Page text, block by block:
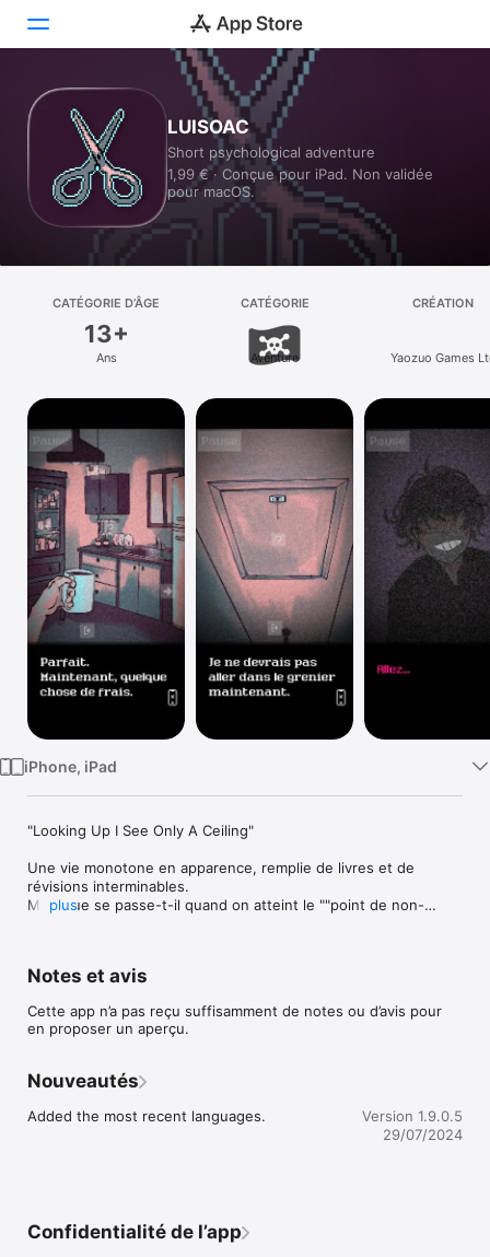
Aujourd’hui
Jeux
Apps
Recherche
Plateforme
iPad
Mac
Vision
Watch
TV
LUISOAC
Short psychological adventure
1,99 € · Conçue pour iPad. Non validée
pour macOS.
CATÉGORIE D’ÂGE
13+
Ans
CATÉGORIE
Aventure
CRÉATION
Yaozuo Games
iPhone, iPad
"Looking Up I See Only A Ceiling"
Une vie monotone en apparence, remplie de livres et de
révisions interminables.
Mais que se passe-t-il quand on atteint le ""point de non-
• Une expérience courte mais pleine de sens ;
• 3 fins à découvrir ;
• Un mode bonus pour en apprendre davantage sur l'histoire
du jeu.
plus
Notes et avis
Cette app n’a pas reçu suffisamment de notes ou d’avis pour
en proposer un aperçu.
Nouveautés
Added the most recent languages.
Version 1.9.0.5
29/07/2024
Confidentialité de l’app